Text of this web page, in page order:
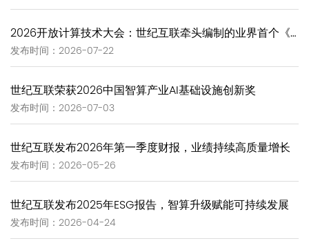
发布时间：2026-07-22
世纪互联荣获2026中国智算产业AI基础设施创新奖
发布时间：2026-07-03
世纪互联发布2026年第一季度财报，业绩持续高质量增长
发布时间：2026-05-26
世纪互联发布2025年ESG报告，智算升级赋能可持续发展
发布时间：2026-04-24